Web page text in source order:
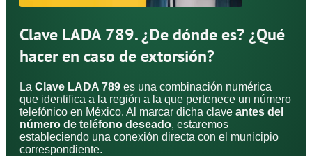
Clave LADA 789. ¿De dónde es? ¿Qué
hacer en caso de extorsión?
La Clave LADA 789 es una combinación numérica
que identifica a la región a la que pertenece un número
telefónico en México. Al marcar dicha clave antes del
número de teléfono deseado, estaremos
estableciendo una conexión directa con el municipio
correspondiente.